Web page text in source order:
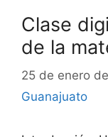
Clase
de la
25 de enero
Guanajuato